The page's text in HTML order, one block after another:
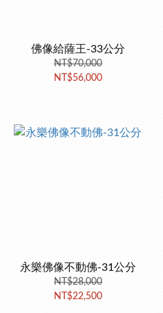
佛像給薩王-33公分
NT$70,000
NT$56,000
永樂佛像不動佛-31公分
NT$28,000
NT$22,500